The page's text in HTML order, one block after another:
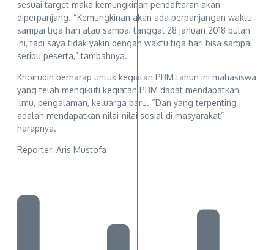
sesuai target maka kemungkinan pendaftaran akan
diperpanjang. “Kemungkinan akan ada perpanjangan waktu
sampai tiga hari atau sampai tanggal 28 januari 2018 bulan
ini, tapi saya tidak yakin dengan waktu tiga hari bisa sampai
seribu peserta,” tambahnya.
Khoirudin berharap untuk kegiatan PBM tahun ini mahasiswa
yang telah mengikuti kegiatan PBM dapat mendapatkan
ilmu, pengalaman, keluarga baru. “Dan yang terpenting
adalah mendapatkan nilai-nilai sosial di masyarakat”
harapnya.
Reporter: Aris Mustofa